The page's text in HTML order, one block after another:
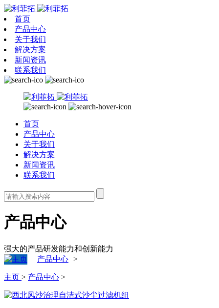
首页
产品中心
关于我们
解决方案
新闻资讯
联系我们
首页
产品中心
关于我们
解决方案
新闻资讯
联系我们
产品中心
强大的产品研发能力和创新能力
产品中心 >
主页 > 产品中心 >